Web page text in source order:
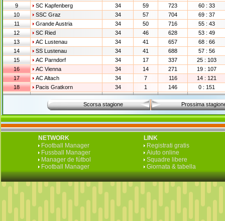
9
SC Kapfenberg 34 59 723
60 : 33
10
SSC Graz 34 57 704
69 : 37
11
Grande Austria 34 50 716
55 : 43
12
SC Ried 34 46 628
53 : 49
13
AC Lustenau 34 41 657
68 : 66
14
SS Lustenau 34 41 688
57 : 56
15
AC Parndorf 34 17 337
25 : 103
16
AC Vienna 34 14 271
19 : 107
17
AC Altach 34 7 116
14 : 121
18
Pacis Gratkorn 34 1 146 0 : 151
Scorsa stagione Prossima
NETWORK
Football Manager
Fussball Manager
Manager de fútbol
Football Manager
LINK
Registrati gratis
Aiuto online
Squadre libere
Giornata & tabella